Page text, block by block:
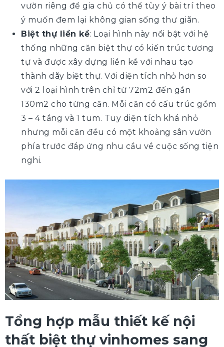
vườn riêng để gia chủ có thể tùy ý bài trí theo
ý muốn đem lại không gian sống thư giãn.
Biệt thự liền kề: Loại hình này nổi bật với hệ
thống những căn biệt thự có kiến trúc tương
tự và được xây dựng liền kề với nhau tạo
thành dãy biệt thự. Với diện tích nhỏ hơn so
với 2 loại hình trên chỉ từ 72m2 đến gần
130m2 cho từng căn. Mỗi căn có cấu trúc gồm
3 – 4 tầng và 1 tum. Tuy diện tích khá nhỏ
nhưng mỗi căn đều có một khoảng sân vườn
phía trước đáp ứng nhu cầu về cuộc sống tiện
nghi.
Tổng hợp mẫu thiết kế nội
thất biệt thự vinhomes sang